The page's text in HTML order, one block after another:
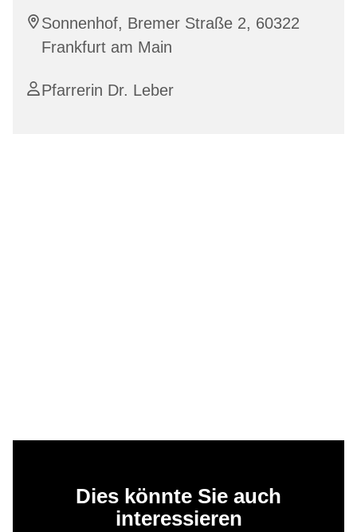
Sonnenhof, Bremer Straße 2, 60322
Frankfurt am Main
Pfarrerin Dr. Leber
Dies könnte Sie auch
interessieren